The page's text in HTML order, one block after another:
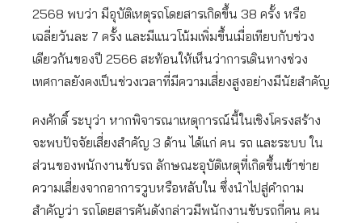
2568 พบว่า มีอุบัติเหตุรถโดยสารเกิดขึ้น 38 ครั้ง หรือ
เฉลี่ยวันละ 7 ครั้ง และมีแนวโน้มเพิ่มขึ้นเมื่อเทียบกับช่วง
เดียวกันของปี 2566 สะท้อนให้เห็นว่าการเดินทางช่วง
เทศกาลยังคงเป็นช่วงเวลาที่มีความเสี่ยงสูงอย่างมีนัยสำคัญ
คงศักดิ์ ระบุว่า หากพิจารณาเหตุการณ์นี้ในเชิงโครงสร้าง
จะพบปัจจัยเสี่ยงสำคัญ 3 ด้าน ได้แก่ คน รถ และระบบ ใน
ส่วนของพนักงานขับรถ ลักษณะอุบัติเหตุที่เกิดขึ้นเข้าข่าย
ความเสี่ยงจากอาการวูบหรือหลับใน ซึ่งนำไปสู่คำถาม
สำคัญว่า รถโดยสารคันดังกล่าวมีพนักงานขับรถกี่คน คน